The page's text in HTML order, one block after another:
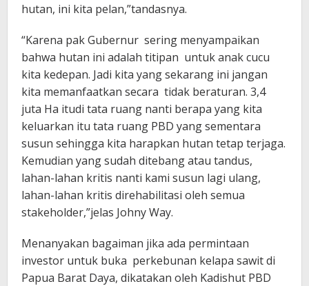
hutan, ini kita pelan,”tandasnya.
“Karena pak Gubernur sering menyampaikan
bahwa hutan ini adalah titipan untuk anak cucu
kita kedepan. Jadi kita yang sekarang ini jangan
kita memanfaatkan secara tidak beraturan. 3,4
juta Ha itudi tata ruang nanti berapa yang kita
keluarkan itu tata ruang PBD yang sementara
susun sehingga kita harapkan hutan tetap terjaga.
Kemudian yang sudah ditebang atau tandus,
lahan-lahan kritis nanti kami susun lagi ulang,
lahan-lahan kritis direhabilitasi oleh semua
stakeholder,”jelas Johny Way.
Menanyakan bagaiman jika ada permintaan
investor untuk buka perkebunan kelapa sawit di
Papua Barat Daya, dikatakan oleh Kadishut PBD